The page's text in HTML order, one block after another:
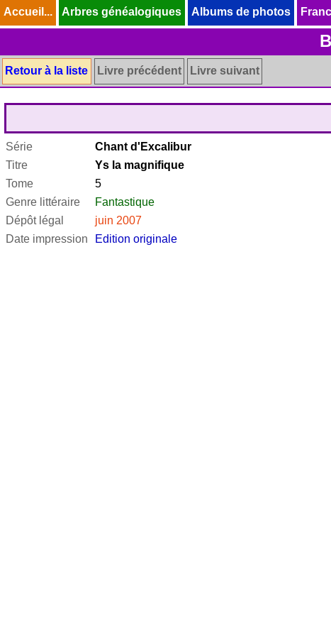
Accueil... Arbres généalogiques Albums de photos
Retour à la liste Livre précédent Livre suivant
Série
Chant d'Excalibur
Titre
Ys la magnifique
Tome
5
Genre littéraire
Fantastique
Dépôt légal
juin 2007
Date impression
Edition originale
Accueil... Arbres généalogiques Albums de photos